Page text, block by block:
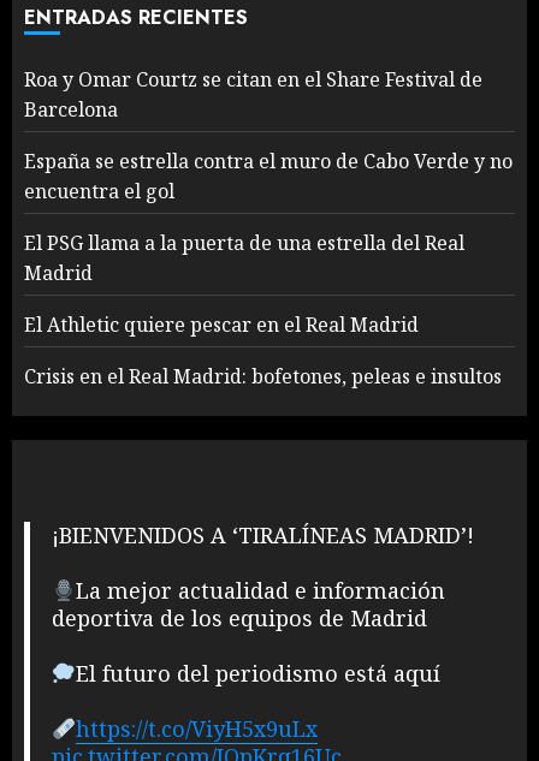
ENTRADAS RECIENTES
Roa y Omar Courtz se citan en el Share Festival de
Barcelona
España se estrella contra el muro de Cabo Verde y no
encuentra el gol
El PSG llama a la puerta de una estrella del Real
Madrid
El Athletic quiere pescar en el Real Madrid
Crisis en el Real Madrid: bofetones, peleas e insultos
¡BIENVENIDOS A ‘TIRALÍNEAS MADRID’!
La mejor actualidad e información
deportiva de los equipos de Madrid
El futuro del periodismo está aquí
https://t.co/ViyH5x9uLx